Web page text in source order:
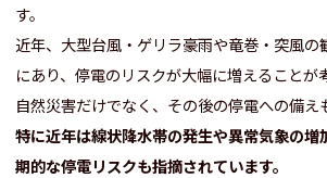
す。
近年、大型台風・ゲリラ豪雨や竜巻・突風の
にあり、停電のリスクが大幅に増えることが
自然災害だけでなく、その後の停電への備え
特に近年は線状降水帯の発生や異常気象の増
期的な停電リスクも指摘されています。